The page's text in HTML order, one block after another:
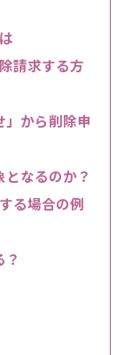
請求する方
」から削除申
なるのか？
る場合の例